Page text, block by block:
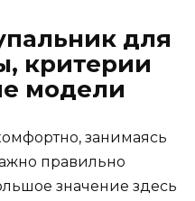
для
критерии
модели
занимаясь
правильно
значение здесь